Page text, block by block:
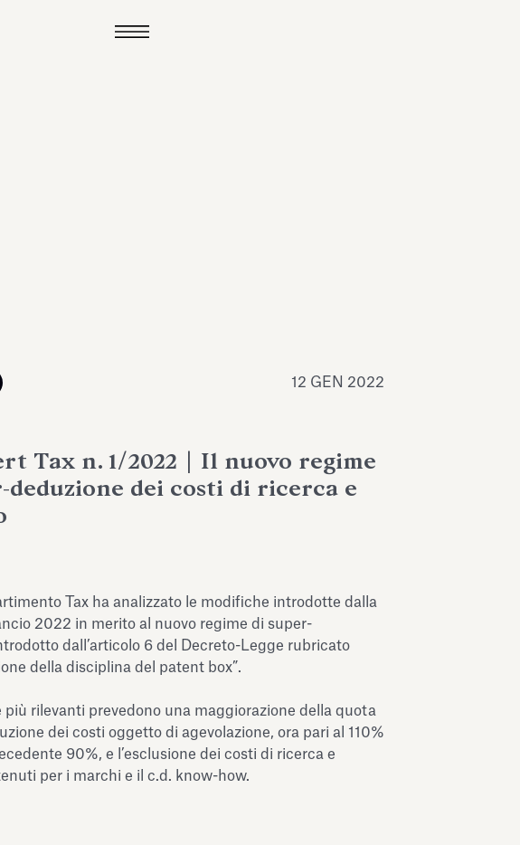
12 GEN 2022
Tax n. 1/2022 | Il nuovo regime
deduzione dei costi di ricerca e
Tax ha analizzato le modifiche introdotte dalla
2022 in merito al nuovo regime di super-
dall’articolo 6 del Decreto-Legge rubricato
della disciplina del patent box”.
più rilevanti prevedono una maggiorazione della quota
dei costi oggetto di agevolazione, ora pari al 110%
90%, e l’esclusione dei costi di ricerca e
per i marchi e il c.d. know-how.